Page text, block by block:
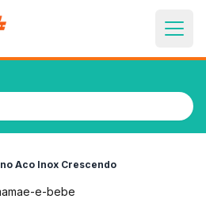
Aco Inox Crescendo
e-bebe